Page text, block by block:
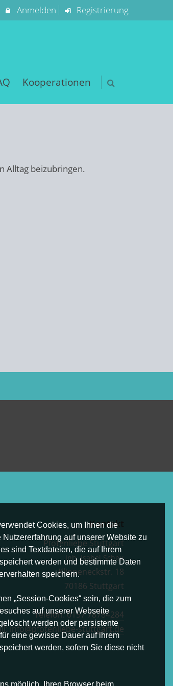
Cookies, um Ihnen die
Nutzererfahrung auf unserer Website zu
sind Textdateien, die auf Ihrem
werden und bestimmte Daten
speichern.
„Session-Cookies“ sein, die zum
auf unserer Webseite
werden oder persistente
eine gewisse Dauer auf ihrem
werden, sofern Sie diese nicht
möglich, Ihren Browser beim
Anmelden Registrierung
Kooperationen
Alltag beizubringen.
Kontakt
Pfotenliebe Stuttgart
Inh. Isabel Scheu
Klippeneckstr. 18
70186 Stuttgart
Telefon:0157 78784284
info@pfotenliebe-stuttgart.de